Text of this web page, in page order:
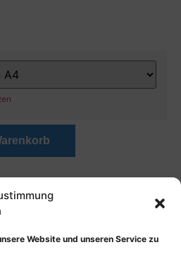
Website und unseren Service zu